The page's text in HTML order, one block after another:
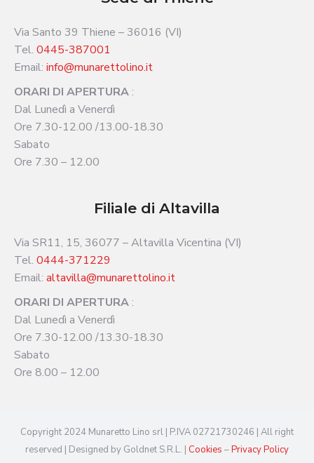
Via Santo 39 Thiene – 36016 (VI)
Tel. 0445-387001
Email: info@munarettolino.it
ORARI DI APERTURA:
Dal Lunedì a Venerdì
Ore 7.30-12.00 /13.00-18.30
Sabato
Ore 7.30 – 12.00
Filiale di Altavilla
Via SR11, 15, 36077 – Altavilla Vicentina (VI)
Tel. 0444-371229
Email: altavilla@munarettolino.it
ORARI DI APERTURA:
Dal Lunedì a Venerdì
Ore 7.30-12.00 /13.30-18.30
Sabato
Ore 8.00 – 12.00
Copyright 2024 Munaretto Lino srl | P.IVA 02721730246 | All right
reserved | Designed by Goldnet S.R.L. | Cookies –Privacy Policy